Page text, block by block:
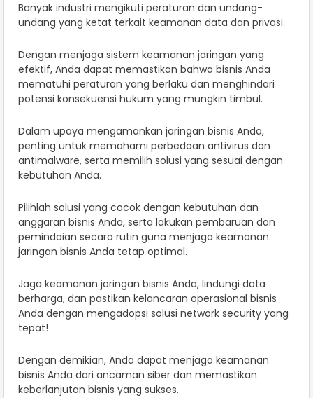
Banyak industri mengikuti peraturan dan undang-
undang yang ketat terkait keamanan data dan privasi.
Dengan menjaga sistem keamanan jaringan yang
efektif, Anda dapat memastikan bahwa bisnis Anda
mematuhi peraturan yang berlaku dan menghindari
potensi konsekuensi hukum yang mungkin timbul.
Dalam upaya mengamankan jaringan bisnis Anda,
penting untuk memahami perbedaan antivirus dan
antimalware, serta memilih solusi yang sesuai dengan
kebutuhan Anda.
Pilihlah solusi yang cocok dengan kebutuhan dan
anggaran bisnis Anda, serta lakukan pembaruan dan
pemindaian secara rutin guna menjaga keamanan
jaringan bisnis Anda tetap optimal.
Jaga keamanan jaringan bisnis Anda, lindungi data
berharga, dan pastikan kelancaran operasional bisnis
Anda dengan mengadopsi solusi network security yang
tepat!
Dengan demikian, Anda dapat menjaga keamanan
bisnis Anda dari ancaman siber dan memastikan
keberlanjutan bisnis yang sukses.